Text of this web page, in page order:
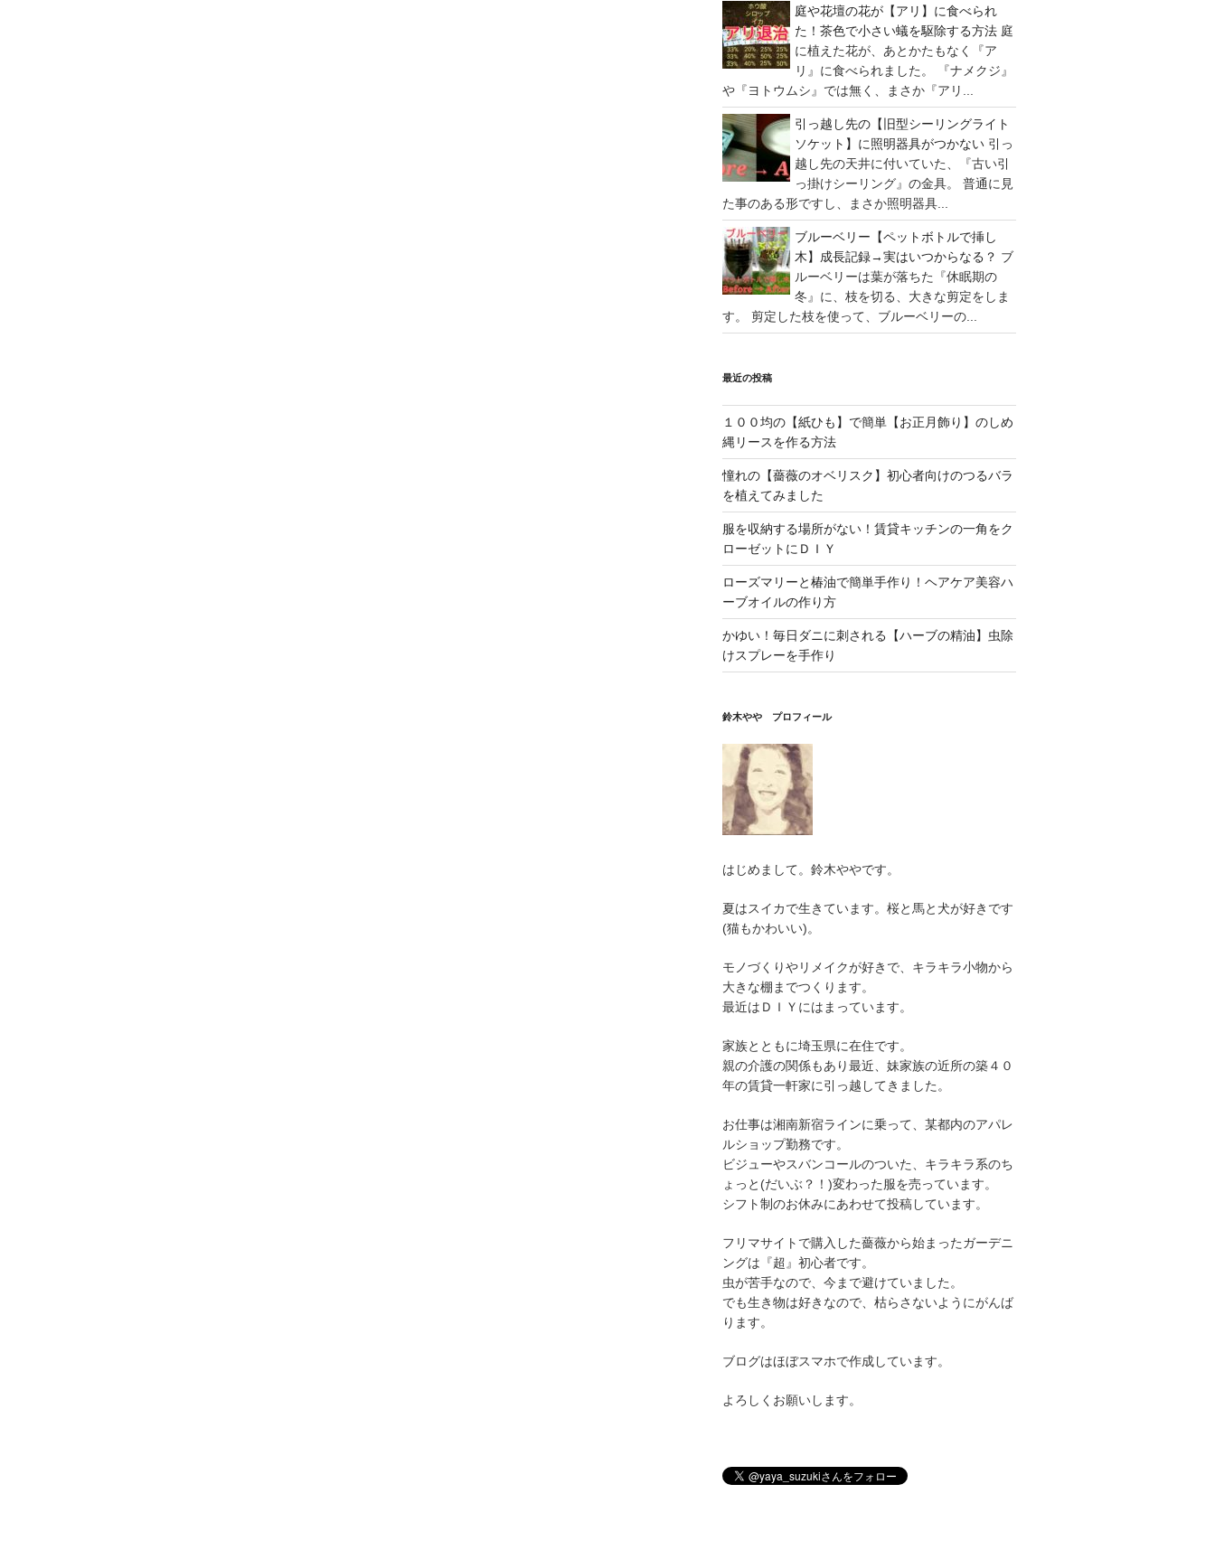
庭や花壇の花が【アリ】に食べられ
た！茶色で小さい蟻を駆除する方法 庭
に植えた花が、あとかたもなく『ア
リ』に食べられました。 『ナメクジ』
や『ヨトウムシ』では無く、まさか『アリ...
引っ越し先の【旧型シーリングライト
ソケット】に照明器具がつかない 引っ
越し先の天井に付いていた、『古い引
っ掛けシーリング』の金具。 普通に見
た事のある形ですし、まさか照明器具...
ブルーベリー【ペットボトルで挿し
木】成長記録→実はいつからなる？ ブ
ルーベリーは葉が落ちた『休眠期の
冬』に、枝を切る、大きな剪定をしま
す。 剪定した枝を使って、ブルーベリーの...
最近の投稿
１００均の【紙ひも】で簡単【お正月飾り】のしめ
縄リースを作る方法
憧れの【薔薇のオベリスク】初心者向けのつるバラ
を植えてみました
服を収納する場所がない！賃貸キッチンの一角をク
ローゼットにＤＩＹ
ローズマリーと椿油で簡単手作り！ヘアケア美容ハ
ーブオイルの作り方
かゆい！毎日ダニに刺される【ハーブの精油】虫除
けスプレーを手作り
鈴木やや プロフィール
はじめまして。鈴木ややです。
夏はスイカで生きています。桜と馬と犬が好きです
(猫もかわいい)。
モノづくりやリメイクが好きで、キラキラ小物から
大きな棚までつくります。
最近はＤＩＹにはまっています。
家族とともに埼玉県に在住です。
親の介護の関係もあり最近、妹家族の近所の築４０
年の賃貸一軒家に引っ越してきました。
お仕事は湘南新宿ラインに乗って、某都内のアパレ
ルショップ勤務です。
ビジューやスバンコールのついた、キラキラ系のち
ょっと(だいぶ？！)変わった服を売っています。
シフト制のお休みにあわせて投稿しています。
フリマサイトで購入した薔薇から始まったガーデニ
ングは『超』初心者です。
虫が苦手なので、今まで避けていました。
でも生き物は好きなので、枯らさないようにがんば
ります。
ブログはほぼスマホで作成しています。
よろしくお願いします。